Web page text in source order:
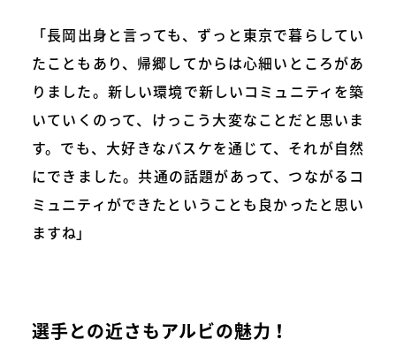
「長岡出身と言っても、ずっと東京で暮らしてい
たこともあり、帰郷してからは心細いところがあ
りました。新しい環境で新しいコミュニティを築
いていくのって、けっこう大変なことだと思いま
す。でも、大好きなバスケを通じて、それが自然
にできました。共通の話題があって、つながるコ
ミュニティができたということも良かったと思い
ますね」
選手との近さもアルビの魅力！